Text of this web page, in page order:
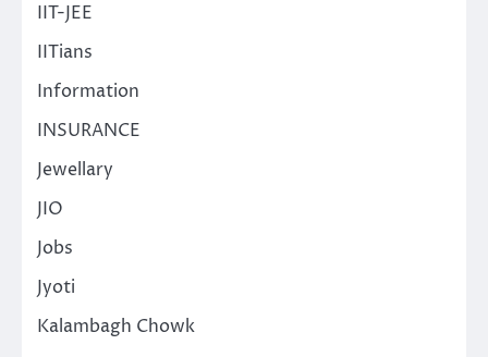
IIT-JEE
IITians
Information
INSURANCE
Jewellary
JIO
Jobs
Jyoti
Kalambagh Chowk